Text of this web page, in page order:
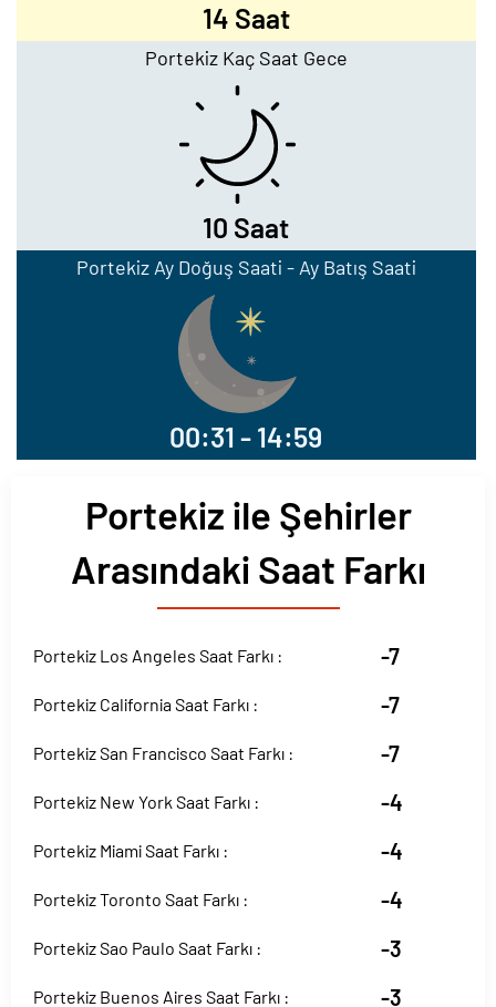
14 Saat
Portekiz Kaç Saat Gece
10 Saat
Portekiz Ay Doğuş Saati - Ay Batış Saati
00:31 - 14:59
Portekiz ile Şehirler
Arasındaki Saat Farkı
Portekiz Los Angeles Saat Farkı : -7
Portekiz California Saat Farkı : -7
Portekiz San Francisco Saat Farkı : -7
Portekiz New York Saat Farkı : -4
Portekiz Miami Saat Farkı : -4
Portekiz Toronto Saat Farkı : -4
Portekiz Sao Paulo Saat Farkı : -3
Portekiz Buenos Aires Saat Farkı : -3